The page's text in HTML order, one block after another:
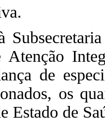
Atenção
de
os
Estado de